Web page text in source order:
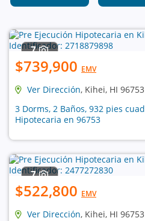
7
$739,900 EMV
Ver Dirección, Kihei, HI 96753
3 Dorms, 2 Baños, 932 pies
Hipotecaria en 96753
7
$522,800 EMV
Ver Dirección, Kihei, HI 96753